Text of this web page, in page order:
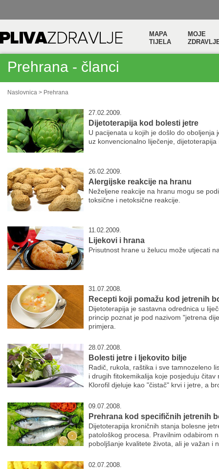
MAPA
TIJELA
MOJE
Prehrana - članci
Naslovnica > Prehrana
27.02.2009.
Dijetoterapija kod bolesti jetre
U pacijenata u kojih je došlo do
uz konvencionalno liječenje,
26.02.2009.
Alergijske reakcije na hranu
Neželjene reakcije na hranu mogu se
toksične i netoksične reakcije.
11.02.2009.
Lijekovi i hrana
Prisutnost hrane u želucu može utjecati
31.07.2008.
Recepti koji pomažu kod jetrenih
Dijetoterapija je sastavna odrednica u
princip poznat je pod nazivom "jetrena
primjera.
28.07.2008.
Bolesti jetre i ljekovito bilje
Radič, rukola, raštika i sve tamnozeleno
i drugih fitokemikalija koje posjeduju
Klorofil djeluje kao "čistač" krvi i jetre, a
09.07.2008.
Prehrana kod specifičnih jetrenih
Dijetoterapija kroničnih stanja bolesne
patološkog procesa. Pravilnim odabirom
poboljšanje kvalitete života, ali je važan i
02.07.2008.